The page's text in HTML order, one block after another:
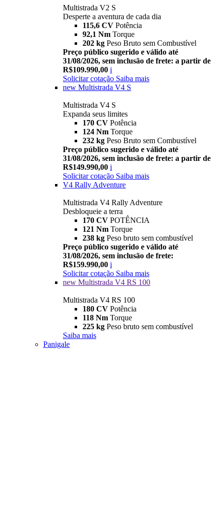
Multistrada V2 S
Desperte a aventura de cada dia
115,6 CV Potência
92,1 Nm Torque
202 kg Peso Bruto sem Combustível
Preço público sugerido e válido até
31/08/2026, sem inclusão de frete: a partir de
R$109.990,00 i
Solicitar cotação Saiba mais
new Multistrada V4 S
Multistrada V4 S
Expanda seus limites
170 CV Potência
124 Nm Torque
232 kg Peso Bruto sem Combustível
Preço público sugerido e válido até
31/08/2026, sem inclusão de frete: a partir de
R$149.990,00 i
Solicitar cotação Saiba mais
V4 Rally Adventure
Multistrada V4 Rally Adventure
Desbloqueie a terra
170 CV POTÊNCIA
121 Nm Torque
238 kg Peso bruto sem combustível
Preço público sugerido e válido até
31/08/2026, sem inclusão de frete:
R$159.990,00 i
Solicitar cotação Saiba mais
new Multistrada V4 RS 100
Multistrada V4 RS 100
180 CV Potência
118 Nm Torque
225 kg Peso bruto sem combustível
Saiba mais
Panigale